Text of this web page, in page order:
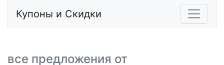
Купоны и Скидки
все предложения от